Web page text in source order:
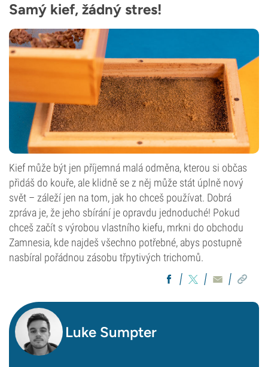
Samý kief, žádný stres!
Kief může být jen příjemná malá odměna, kterou si občas
přidáš do kouře, ale klidně se z něj může stát úplně nový
svět – záleží jen na tom, jak ho chceš používat. Dobrá
zpráva je, že jeho sbírání je opravdu jednoduché! Pokud
chceš začít s výrobou vlastního kiefu, mrkni do obchodu
Zamnesia, kde najdeš všechno potřebné, abys postupně
nasbíral pořádnou zásobu třpytivých trichomů.
Luke Sumpter